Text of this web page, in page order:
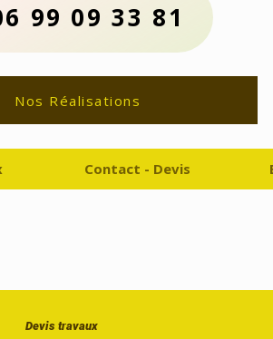
99 09 33 81
Nos Réalisations
Contact - Devis
Devis travaux